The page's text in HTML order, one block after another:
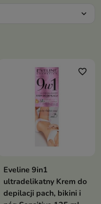
expand_more
favorite_border
Eveline 9in1
ultradelikatny Krem do
depilacji pach, bikini i